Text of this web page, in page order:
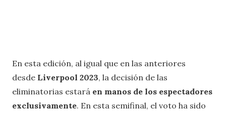
En esta edición, al igual que en las anteriores
desde Liverpool 2023, la decisión de las
eliminatorias estará en manos de los espectadores
exclusivamente. En esta semifinal, el voto ha sido